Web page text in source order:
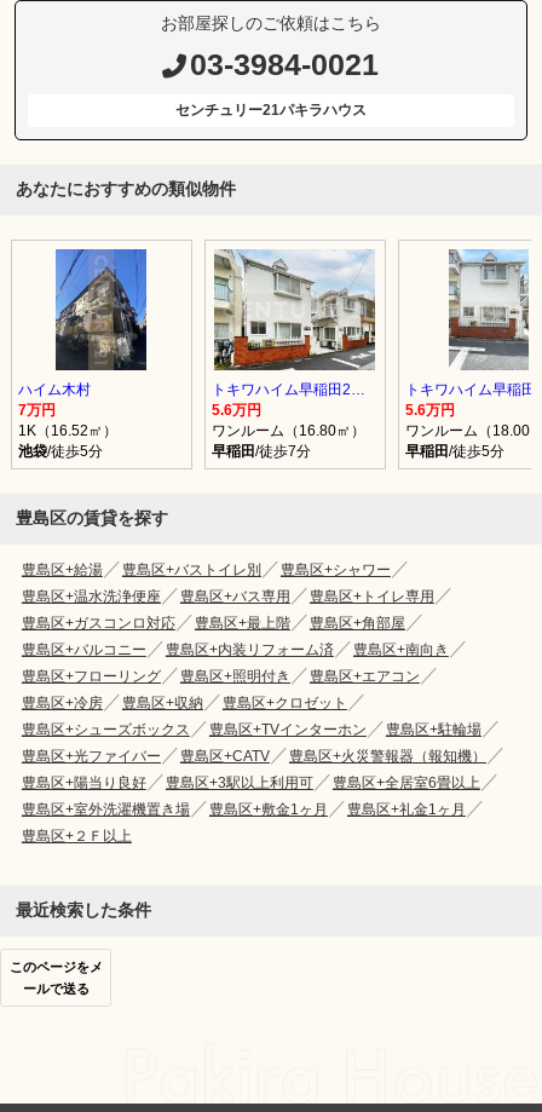
お部屋探しのご依頼はこちら
03-3984-0021
センチュリー21パキラハウス
あなたにおすすめの類似物件
ハイム木村
7万円
1K（16.52㎡）
池袋/徒歩5分
トキワハイム早稲田2号館
5.6万円
ワンルーム（16.80㎡）
早稲田/徒歩7分
5.6万円
ワンルーム（18.00
早稲田/徒歩5分
豊島区の賃貸を探す
豊島区+給湯 豊島区+バストイレ別
豊島区+シャワー
豊島区+温水洗浄便座
豊島区+バス専用
豊島区+トイレ専用
豊島区+ガスコンロ対応
豊島区+最上階
豊島区+角部屋
豊島区+バルコニー
豊島区+内装リフォーム済
豊島区+南向き
豊島区+フローリング
豊島区+照明付き
豊島区+エアコン
豊島区+冷房
豊島区+収納
豊島区+クロゼット
豊島区+シューズボックス
豊島区+TVインターホン
豊島区+駐輪場
豊島区+光ファイバー
豊島区+CATV
豊島区+火災警報器（報知機）
豊島区+陽当り良好
豊島区+3駅以上利用可
豊島区+全居室6畳以上
豊島区+室外洗濯機置き場
豊島区+敷金1ヶ月
豊島区+礼金1ヶ月
豊島区+２Ｆ以上
最近検索した条件
このページをメ
ールで送る